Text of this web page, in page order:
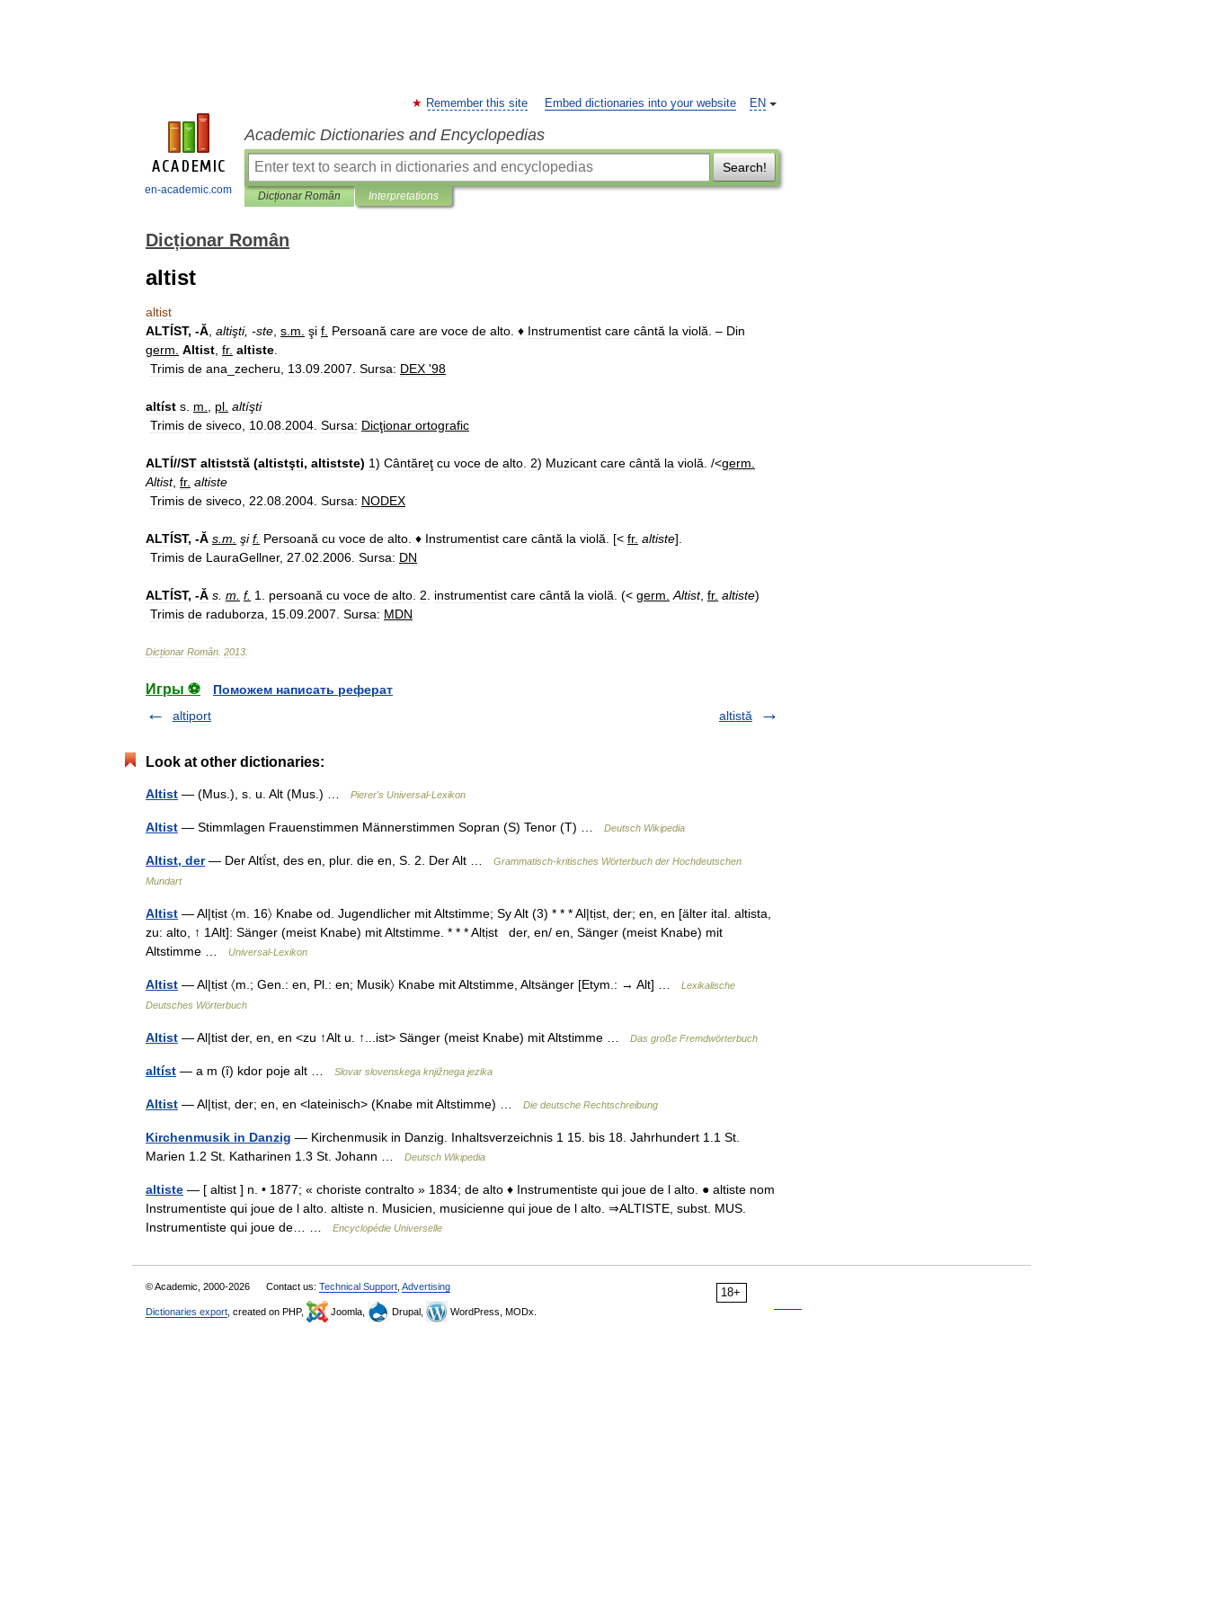
en-academic.com
EN
Remember this site Embed dictionaries into your website
Academic Dictionaries and Encyclopedias
Search!
Dicționar Român Interpretations
Dicționar Român
altist
altist
ALTÍST, -Ă altişti, -ste s m şi f Persoană care are voce de alto ♦ Instrumentist care cântă la violă . – Din
germ Altist fr. altiste
Trimis de ana zecheru 13 09 2007 Sursa: DEX '98
altíst s m pl altíşti
Trimis de siveco 10 08 2004 Sursa: Dicţionar ortografic
ALTÍ//ST altiststă (altistşti, altistste) 1) Cântăreţ cu voce de alto 2) Muzicant care cântă la violă . /<germ
Altist, fr. altiste
Trimis de siveco 22 08 2004 Sursa: NODEX
ALTÍST, -Ă s m şi f. Persoană cu voce de alto ♦ Instrumentist care cântă la violă . [< fr. altiste].
Trimis de LauraGellner, 27 02 2006 Sursa: DN
ALTÍST, -Ă s m f. 1 persoană cu voce de alto 2 instrumentist care cântă la violă . (< germ Altist, fr. altiste)
Trimis de raduborza 15 09 2007 Sursa: MDN
Dicționar Român 2013
Игры ⚽
Поможем написать реферат
altiport
altistă
Look at other dictionaries:
Altist — (Mus.), s. u. Alt (Mus.) … Pierer's Universal-Lexikon
Altist — Stimmlagen Frauenstimmen Männerstimmen Sopran (S) Tenor (T) … Deutsch Wikipedia
Altist, der— Der Altḯst, des en, plur. die en, S. 2. Der Alt …
Grammatisch-kritisches Wörterbuch der Hochdeutschen
Mundart
Altist — Al|tịst 〈m. 16〉 Knabe od. Jugendlicher mit Altstimme; Sy Alt (3) * * * Al|tịst, der; en, en [älter ital. altista,
zu: alto, ↑ 1Alt]: Sänger (meist Knabe) mit Altstimme. * * * Altịst der, en/ en, Sänger (meist Knabe) mit
Altstimme …
Universal-Lexikon
Altist — Al|tịst 〈m.; Gen.: en, Pl.: en; Musik〉 Knabe mit Altstimme, Altsänger [Etym.: → Alt] …
Lexikalische
Deutsches Wörterbuch
Altist — Al|tist der, en, en <zu ↑Alt u. ↑...ist> Sänger (meist Knabe) mit Altstimme … Das große Fremdwörterbuch
altíst — a m (ȋ) kdor poje alt … Slovar slovenskega knjižnega jezika
Altist — Al|tịst, der; en, en <lateinisch> (Knabe mit Altstimme) … Die deutsche Rechtschreibung
Kirchenmusik in Danzig — Kirchenmusik in Danzig. Inhaltsverzeichnis 1 15. bis 18. Jahrhundert 1.1 St.
Marien 1.2 St. Katharinen 1.3 St. Johann …
Deutsch Wikipedia
altiste — [ altist ] n. • 1877; « choriste contralto » 1834; de alto ♦ Instrumentiste qui joue de l alto. ● altiste nom
Instrumentiste qui joue de l alto. altiste n. Musicien, musicienne qui joue de l alto. ⇒ALTISTE, subst. MUS.
Instrumentiste qui joue de… …
Encyclopédie Universelle
18+
© Academic, 2000-2026 Contact us: Technical Support Advertising
Dictionaries export , created on PHP, Joomla, Drupal, WordPress, MODx.